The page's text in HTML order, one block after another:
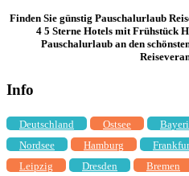
Finden Sie günstig Pauschalurlaub
4 5 Sterne Hotels mit Frühstück
Pauschalurlaub an den
Info
Deutschland Ostsee
Nordsee
Hamburg
Leipzig
Dresden Bremen